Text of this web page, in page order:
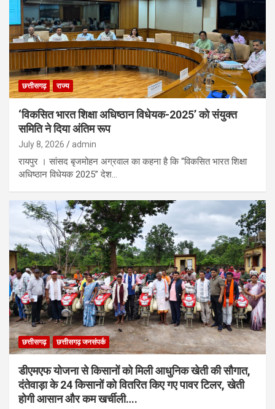
छत्तीसगढ़ राज्य
‘विकसित भारत शिक्षा अधिष्ठान विधेयक-2025’ को संयुक्त
समिति ने दिया अंतिम रूप
July 8, 2026 admin
रायपुर । सांसद बृजमोहन अग्रवाल का कहना है कि “विकसित भारत शिक्षा
अधिष्ठान विधेयक 2025” देश…
छत्तीसगढ़ छत्तीसगढ़ जनसंपर्क
डीएमएफ योजना से किसानों को मिली आधुनिक खेती की सौगात,
दंतेवाड़ा के 24 किसानों को वितरित किए गए पावर टिलर, खेती
होगी आसान और कम खर्चीली….